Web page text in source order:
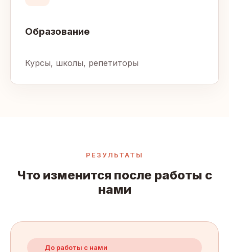
Образование
Курсы, школы, репетиторы
РЕЗУЛЬТАТЫ
Что изменится после работы с
нами
До работы с нами